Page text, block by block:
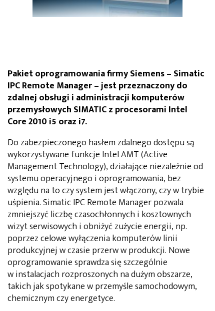
Pakiet oprogramowania firmy Siemens – Simatic
IPC Remote Manager – jest przeznaczony do
zdalnej obsługi i administracji komputerów
przemysłowych SIMATIC z procesorami Intel
Core 2010 i5 oraz i7.
Do zabezpieczonego hasłem zdalnego dostępu są
wykorzystywane funkcje Intel AMT (Active
Management Technology), działające niezależnie od
systemu operacyjnego i oprogramowania, bez
względu na to czy system jest włączony, czy w trybie
uśpienia. Simatic IPC Remote Manager pozwala
zmniejszyć liczbę czasochłonnych i kosztownych
wizyt serwisowych i obniżyć zużycie energii, np.
poprzez celowe wyłączenia komputerów linii
produkcyjnej w czasie przerw w produkcji. Nowe
oprogramowanie sprawdza się szczególnie
w instalacjach rozproszonych na dużym obszarze,
takich jak spotykane w przemyśle samochodowym,
chemicznym czy energetyce.